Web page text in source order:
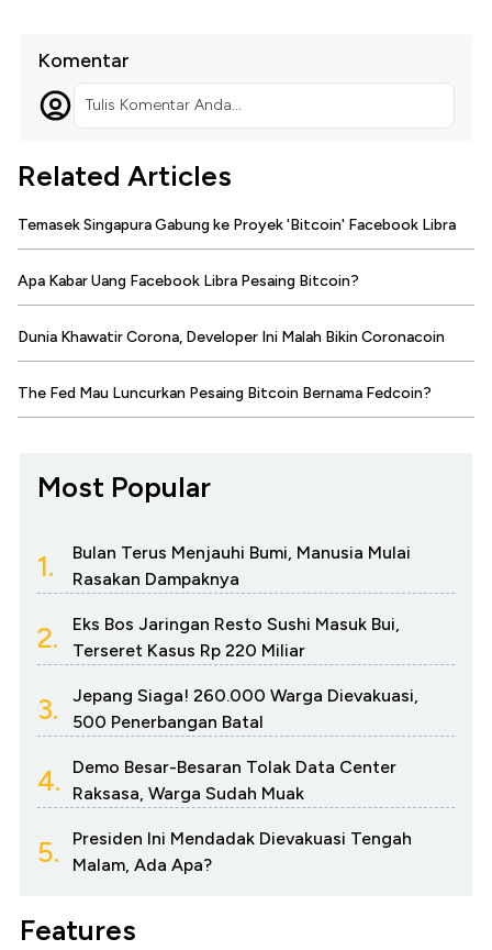
Komentar
Tulis Komentar Anda...
Related Articles
Temasek Singapura Gabung ke Proyek 'Bitcoin' Facebook Libra
Apa Kabar Uang Facebook Libra Pesaing Bitcoin?
Dunia Khawatir Corona, Developer Ini Malah Bikin Coronacoin
The Fed Mau Luncurkan Pesaing Bitcoin Bernama Fedcoin?
Most Popular
1.
Bulan Terus Menjauhi Bumi, Manusia Mulai
Rasakan Dampaknya
2.
Eks Bos Jaringan Resto Sushi Masuk Bui,
Terseret Kasus Rp 220 Miliar
3.
Jepang Siaga! 260.000 Warga Dievakuasi,
500 Penerbangan Batal
4.
Demo Besar-Besaran Tolak Data Center
Raksasa, Warga Sudah Muak
5.
Presiden Ini Mendadak Dievakuasi Tengah
Malam, Ada Apa?
Features